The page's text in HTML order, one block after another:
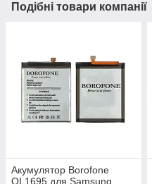
Подібні товари компанії
Акумулятор Borofone
QL1695 для Samsung